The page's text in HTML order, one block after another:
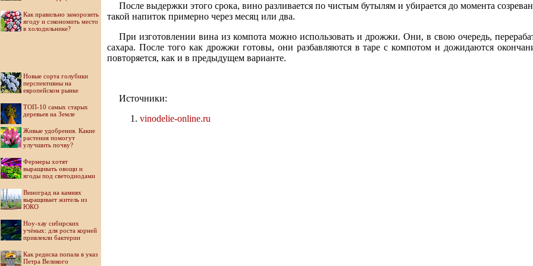
Как правильно заморозить
ягоду и сэкономить место
в холодильнике?
Новые сорта голубики
перспективны на
европейском рынке
ТОП-10 самых старых
деревьев на Земле
Живые удобрения. Какие
растения помогут
улучшить почву?
Фермеры хотят
выращивать овощи и
ягоды под светодиодами
Виноград на камнях
выращивает житель из
ЮКО
Ноу-хау сибирских
учёных: для роста корней
привлекли бактерии
Как редиска попала в указ
Петра Великого
После выдержки этого срока, вино разливается по чистым бутылям и убирается до момента
такой напиток примерно через месяц или два.
При изготовлении вина из компота можно использовать и дрожжи. Они, в свою очередь,
сахара. После того как дрожжи готовы, они разбавляются в таре с компотом и дожидаются
повторяется, как и в предыдущем варианте.
Источники:
vinodelie-online.ru